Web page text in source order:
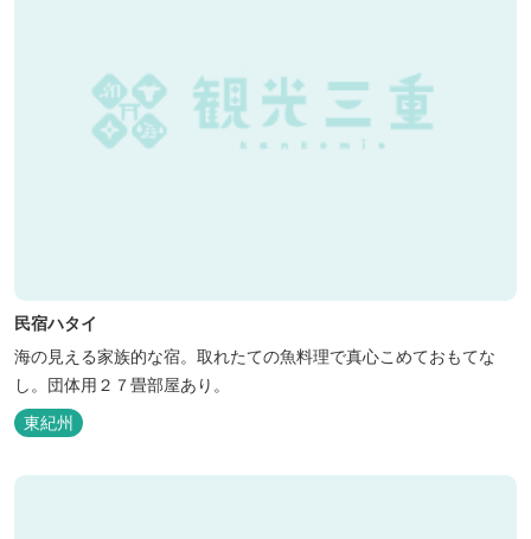
民宿ハタイ
海の見える家族的な宿。取れたての魚料理で真心こめておもてな
し。団体用２７畳部屋あり。
東紀州